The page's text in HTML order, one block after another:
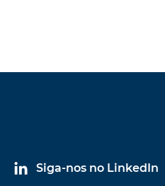
Siga-nos no LinkedIn